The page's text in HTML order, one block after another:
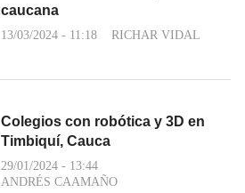
caucana
13/03/2024 - 11:18 RICHAR VIDAL
Colegios con robótica y 3D en
Timbiquí, Cauca
29/01/2024 - 13:44
ANDRÉS CAAMAÑO